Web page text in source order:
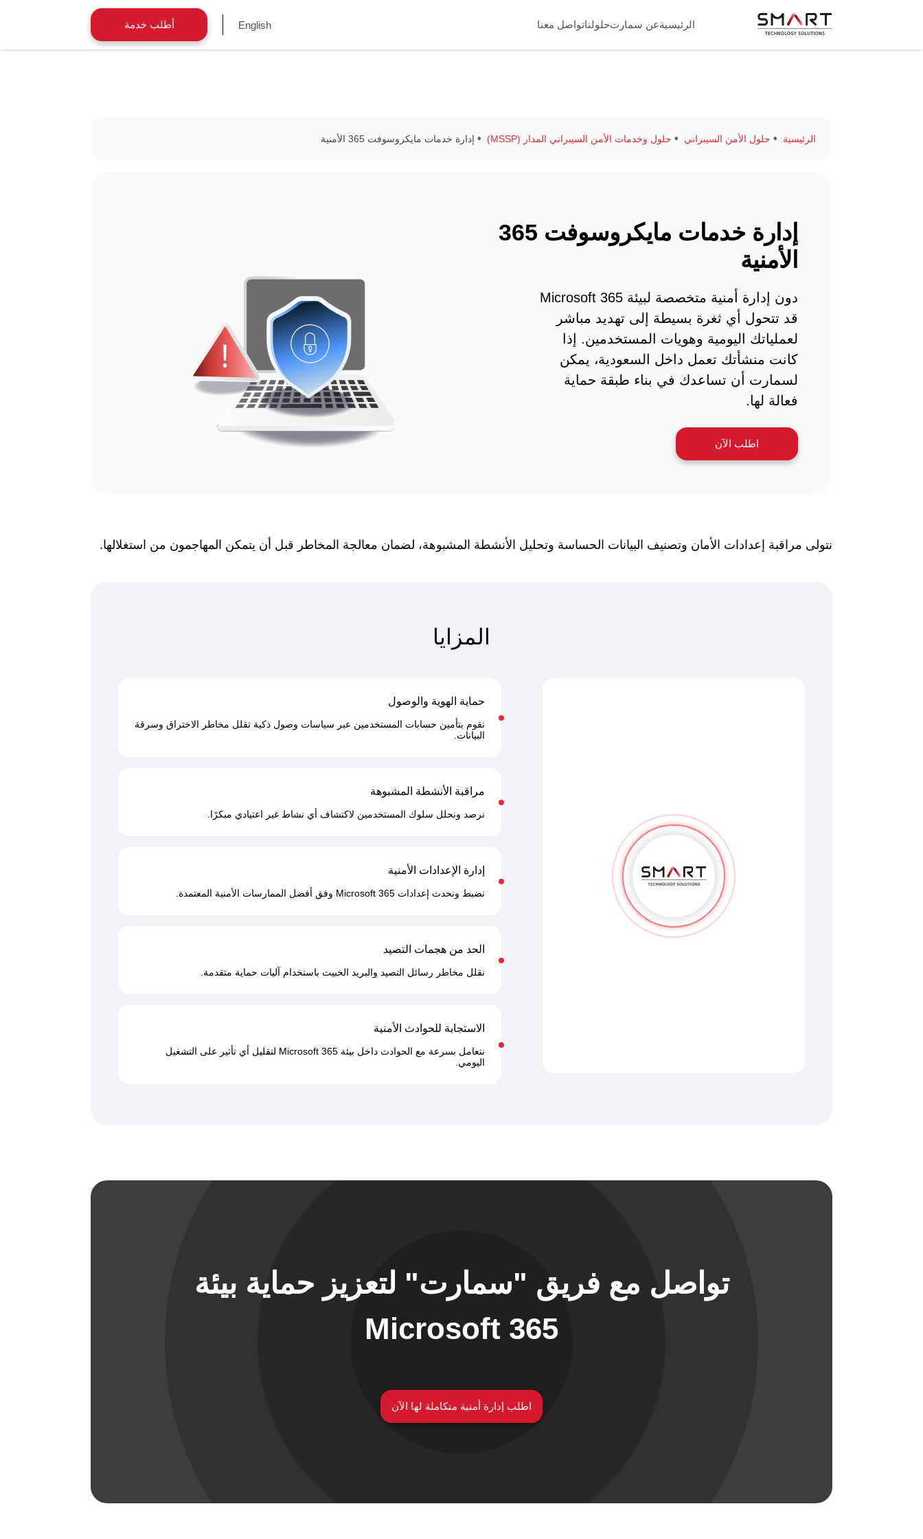
الرئيسيةعن سمارتحلولناتواصل معنا English أطلب خدمة
الرئيسية حلول الأمن السيبراني حلول وخدمات الأمن السيبراني المدار (MSSP) إدارة خدمات مايكروسوفت 365 الأمنية
إدارة خدمات مايكروسوفت 365
الأمنية
دون إدارة أمنية متخصصة لبيئة Microsoft 365
قد تتحول أي ثغرة بسيطة إلى تهديد مباشر
لعملياتك اليومية وهويات المستخدمين. إذا
كانت منشأتك تعمل داخل السعودية، يمكن
لسمارت أن تساعدك في بناء طبقة حماية
فعالة لها.
اطلب الآن
نتولى مراقبة إعدادات الأمان وتصنيف البيانات الحساسة وتحليل الأنشطة المشبوهة، لضمان معالجة المخاطر قبل أن يتمكن المهاجمون من استغلالها.
المزايا
حماية الهوية والوصول
نقوم بتأمين حسابات المستخدمين عبر سياسات وصول ذكية تقلل مخاطر الاختراق وسرقة
البيانات.
مراقبة الأنشطة المشبوهة
نرصد ونحلل سلوك المستخدمين لاكتشاف أي نشاط غير اعتيادي مبكرًا.
إدارة الإعدادات الأمنية
نضبط ونحدث إعدادات Microsoft 365 وفق أفضل الممارسات الأمنية المعتمدة.
الحد من هجمات التصيد
نقلل مخاطر رسائل التصيد والبريد الخبيث باستخدام آليات حماية متقدمة.
الاستجابة للحوادث الأمنية
نتعامل بسرعة مع الحوادث داخل بيئة Microsoft 365 لتقليل أي تأثير على التشغيل
اليومي.
تواصل مع فريق "سمارت" لتعزيز حماية بيئة
Microsoft 365
اطلب إدارة أمنية متكاملة لها الآن